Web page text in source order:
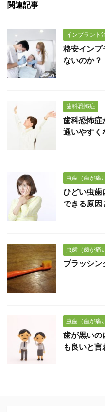
関連記事
インプラント
格安インプ
ないのか？
歯科恐怖症
歯科恐怖症
通いやすく
虫歯（歯が痛
ひどい虫歯
できる原因
虫歯（歯が痛
ブラッシン
虫歯（歯が痛
歯が黒いの
も良いと